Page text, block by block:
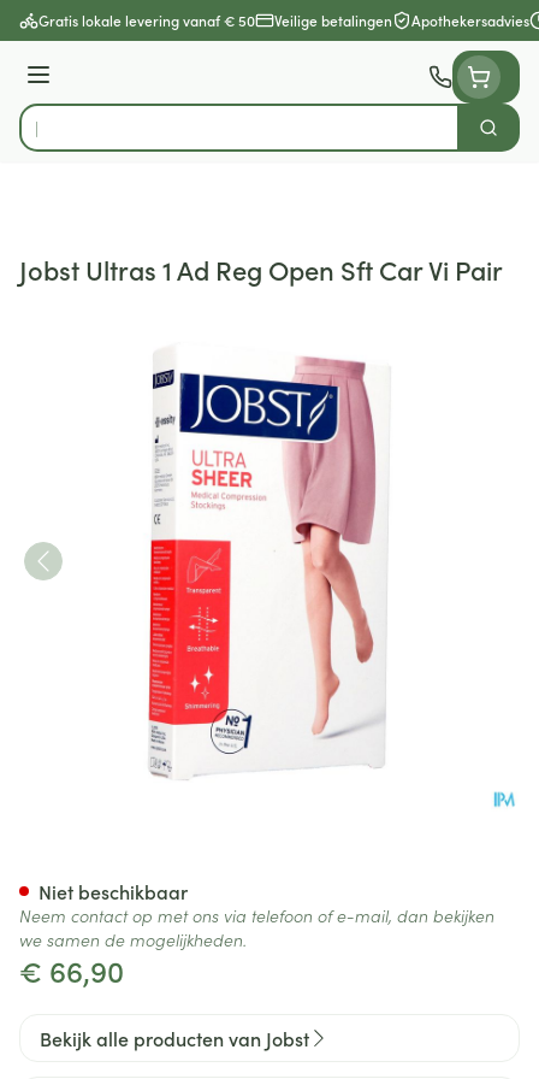
Ga naar de inhoud
Gratis lokale levering vanaf € 50 Veilige betalingen Apothekersadvies
Menu
Product, merk, categorie...
Zoek
Jobst Ultras 1 Ad Reg Open Sft Car Vi Pair
€ 66,90
Niet beschikbaar
Neem contact op met ons via telefoon of e-mail, dan bekijken
we samen de mogelijkheden.
Bekijk alle producten van Jobst